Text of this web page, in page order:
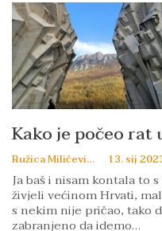
Kako je počeo rat
Ružica Miličević 13. sij
Ja baš i nisam kontala to
živjeli većinom Hrvati,
s nekim nije pričao, tako
zabranjeno da idemo…